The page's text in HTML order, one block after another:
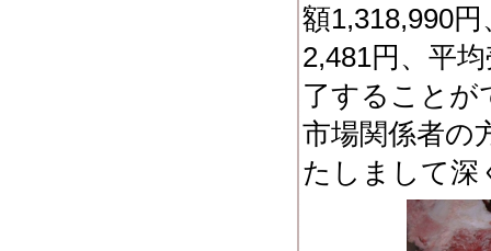
額1,318,990
2,481円、平
了することが
市場関係者の
たしまして深